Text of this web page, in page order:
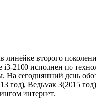
второго
2100 исполнен по
сегодняшний день
год), Ведьмак 3(2015
интернет.